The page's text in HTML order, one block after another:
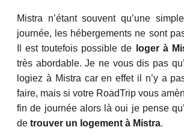
Mistra n’étant souvent qu’une
journée, les hébergements ne sont
Il est toutefois possible de
loger à
très abordable. Je ne vous dis pas
logiez à Mistra car en effet il n’y a
faire, mais si votre RoadTrip vous
fin de journée alors là oui je pense
de trouver un logement à Mistra.